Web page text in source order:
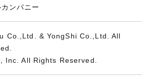
ンパニー
Co.,Ltd. & YongShi Co.,Ltd. All
Inc. All Rights Reserved.